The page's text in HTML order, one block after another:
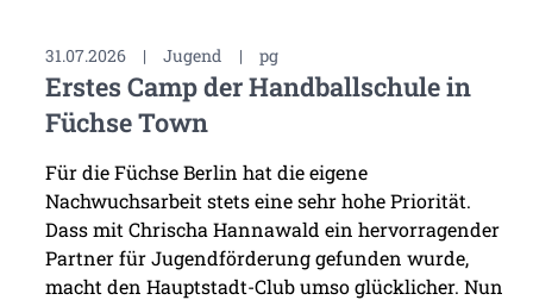
31.07.2026 | Jugend | pg
Erstes Camp der Handballschule in
Füchse Town
Für die Füchse Berlin hat die eigene
Nachwuchsarbeit stets eine sehr hohe Priorität.
Dass mit Chrischa Hannawald ein hervorragender
Partner für Jugendförderung gefunden wurde,
macht den Hauptstadt-Club umso glücklicher. Nun